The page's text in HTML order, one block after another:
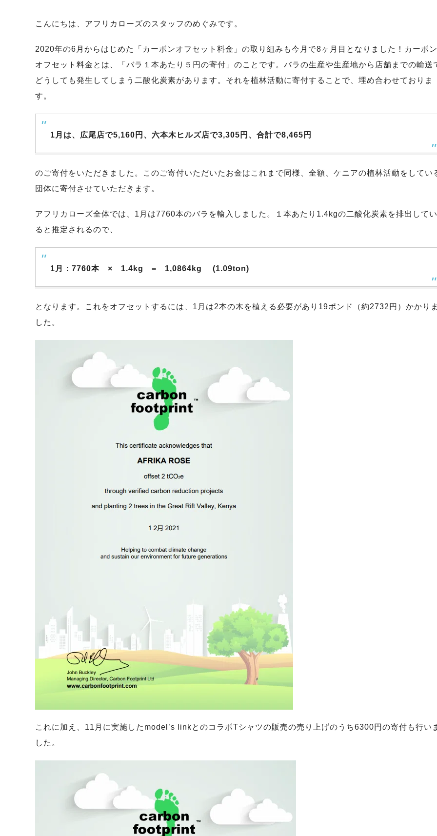
こんにちは、アフリカローズのスタッフのめぐみです。
2020年の6月からはじめた「カーボンオフセット料金」の取り組みも今月で8ヶ月目となりました！カーボン
オフセット料金とは、「バラ１本あたり５円の寄付」のことです。バラの生産や生産地から店舗までの輸送
どうしても発生してしまう二酸化炭素があります。それを植林活動に寄付することで、埋め合わせておりま
す。
1月は、広尾店で5,160円、六本木ヒルズ店で3,305 円、合計で8,465 円
のご寄付をいただきました。このご寄付いただいたお金はこれまで同様、全額、ケニアの植林活動をしてい
団体に寄付させていただきます。
アフリカローズ全体では、1月は7760本のバラを輸入しました。１本あたり1.4kgの二酸化炭素を排出してい
ると推定されるので、
1月：7760本 × 1.4kg = 1,0864kg (1.09ton)
となります。これをオフセットするには、1月は2本の木を植える必要があり19ポンド（約2732円）かかり
した。
これに加え、11月に実施したmodel’s linkとのコラボTシャツの販売の売り上げのうち6300円の寄付も行い
した。